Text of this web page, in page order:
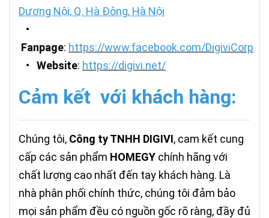
Dương Nội, Q. Hà Đông, Hà Nội
•
Fanpage: https://www.facebook.com/DigiviCorp
• Website: https://digivi.net/
Cảm kết với khách hàng:
Chúng tôi, Công ty TNHH DIGIVI, cam kết cung
cấp các sản phẩm HOMEGY chính hãng với
chất lượng cao nhất đến tay khách hàng. Là
nhà phân phối chính thức, chúng tôi đảm bảo
mọi sản phẩm đều có nguồn gốc rõ ràng, đầy đủ